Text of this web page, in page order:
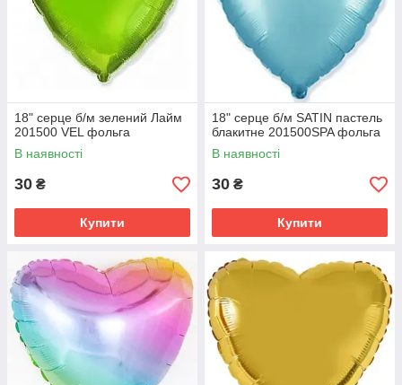
18" серце б/м зелений Лайм
201500 VEL фольга
В наявності
30 ₴
Купити
18" серце б/м SATIN пастель
блакитне 201500SPA фольга
В наявності
30 ₴
Купити